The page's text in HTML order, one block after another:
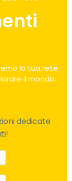
la tua rete
il mondo.
dedicate